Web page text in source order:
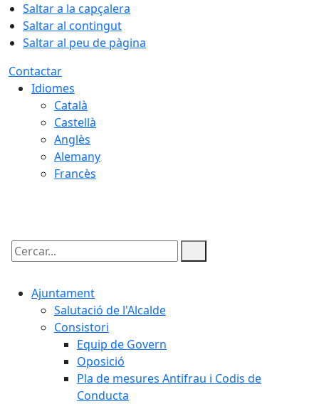
Saltar a la capçalera
Saltar al contingut
Saltar al peu de pàgina
Contactar
Idiomes
Català
Castellà
Anglès
Alemany
Francès
Cercar:
Ajuntament
Salutació de l'Alcalde
Consistori
Equip de Govern
Oposició
Pla de mesures Antifrau i Codis de
Conducta